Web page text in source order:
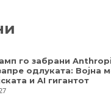
го забрани
одлуката: Војна
и AI гигантот